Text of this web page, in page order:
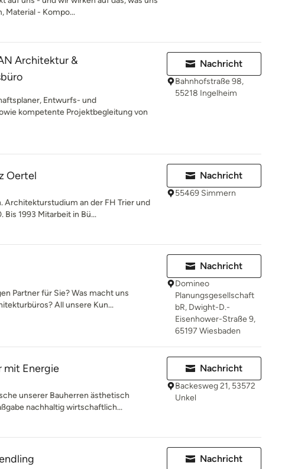
Material - Kompo...
Architektur &
Entwurfs- und
kompetente Projektbegleitung von
Nachricht
Bahnhofstraße 98,
55218 Ingelheim
Oertel
Architekturstudium an der FH Trier und
Bis 1993 Mitarbeit in Bü...
Nachricht
55469 Simmern
Partner für Sie? Was macht uns
All unsere Kun...
Nachricht
Domineo
Planungsgesellschaft
bR, Dwight-D.-
Eisenhower-Straße 9,
65197 Wiesbaden
mit Energie
unserer Bauherren ästhetisch
nachhaltig wirtschaftlich...
Nachricht
Backesweg 21, 53572
Unkel
Nachricht